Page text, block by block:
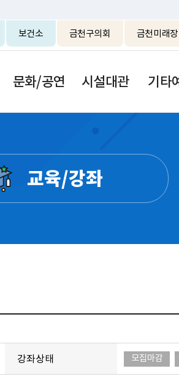
보건소 금천구의회 금천미래
문화/공연 시설대관 기타
교육/강좌
강좌상태 모집마감